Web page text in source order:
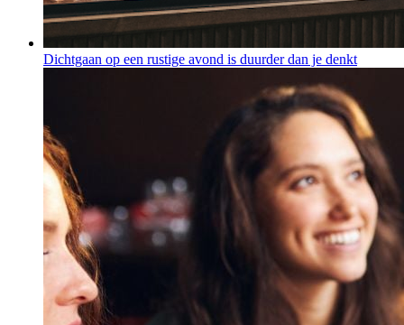
Dichtgaan op een rustige avond is duurder dan je denkt